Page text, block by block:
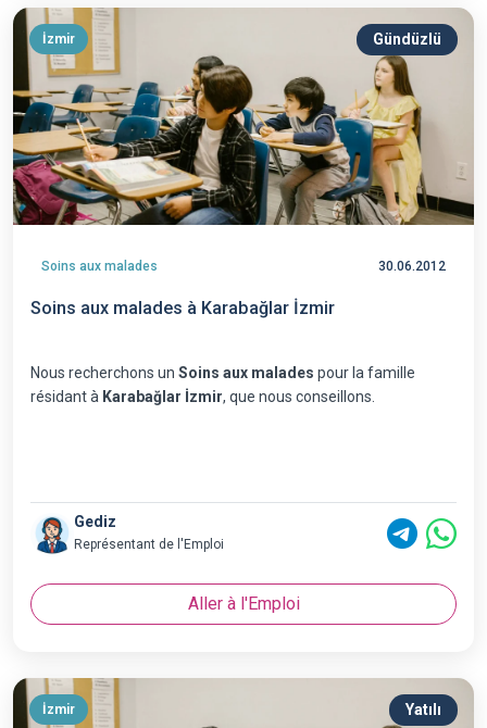
İzmir Gündüzlü
Soins aux malades 30.06.2012
Soins aux malades à Karabağlar İzmir
Nous recherchons un Soins aux malades pour la famille
résidant à Karabağlar İzmir, que nous conseillons.
Gediz
Représentant de l'Emploi
Aller à l'Emploi
İzmir Yatılı